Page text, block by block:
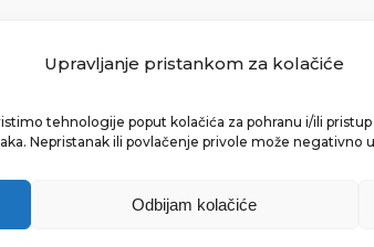
Upravljanje pristankom za kolačiće
tehnologije poput kolačića za pohranu i/ili
Nepristanak ili povlačenje privole može negativno
Odbijam kolačiće